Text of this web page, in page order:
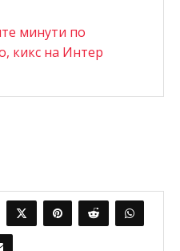
минути по
кикс на Интер